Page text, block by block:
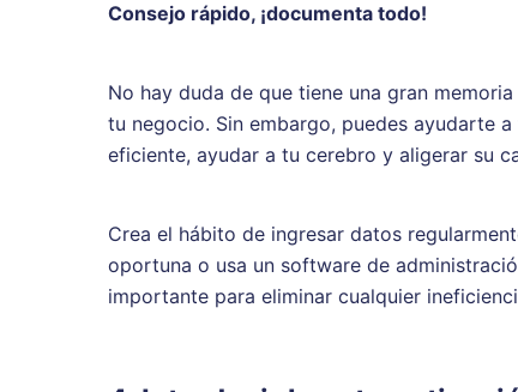
Consejo rápido, ¡documenta todo!
No hay duda de que tiene una gran
tu negocio. Sin embargo, puedes ayudarte
eficiente, ayudar a tu cerebro y aligerar su
Crea el hábito de ingresar datos
oportuna o usa un software de
importante para eliminar cualquier